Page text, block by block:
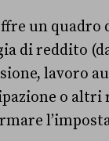
un quadro
di reddito
lavoro
o altri